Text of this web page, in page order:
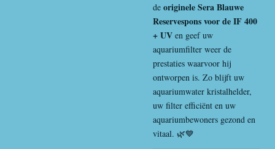
de originele Sera Blauwe
Reservespons voor de IF 400
+ UV en geef uw
aquariumfilter weer de
prestaties waarvoor hij
ontworpen is. Zo blijft uw
aquariumwater kristalhelder,
uw filter efficiënt en uw
aquariumbewoners gezond en
vitaal. 🌿💙